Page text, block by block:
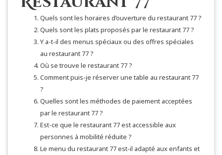
Quels sont les horaires d’ouverture du restaurant 77 ?
Quels sont les plats proposés par le restaurant 77 ?
Y a-t-il des menus spéciaux ou des offres spéciales
au restaurant 77 ?
Où se trouve le restaurant 77 ?
Comment puis-je réserver une table au restaurant 77
?
Quelles sont les méthodes de paiement acceptées
par le restaurant 77 ?
Est-ce que le restaurant 77 est accessible aux
personnes à mobilité réduite ?
Le menu du restaurant 77 est-il adapté aux enfants et